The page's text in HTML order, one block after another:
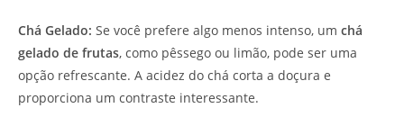
Chá Gelado: Se você prefere algo menos intenso, um chá
gelado de frutas, como pêssego ou limão, pode ser uma
opção refrescante. A acidez do chá corta a doçura e
proporciona um contraste interessante.